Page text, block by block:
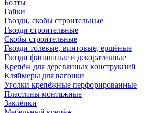
Болты
Гайки
Гвозди, скобы строительные
Гвозди строительные
Скобы строительные
Гвозди толевые, винтовые, ершёные
Гвозди финишные и декоративные
Крепёж для деревянных конструкций
Кляймеры для вагонки
Уголки крепёжные перфорированные
Пластины монтажные
Заклёпки